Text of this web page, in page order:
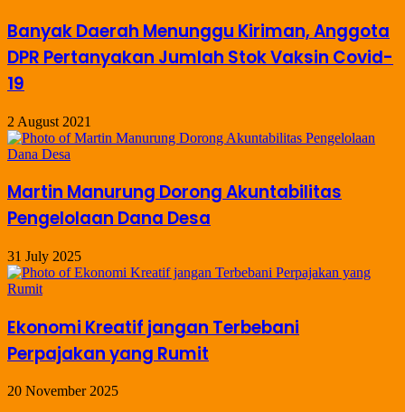
Banyak Daerah Menunggu Kiriman, Anggota
DPR Pertanyakan Jumlah Stok Vaksin Covid-
19
2 August 2021
Martin Manurung Dorong Akuntabilitas
Pengelolaan Dana Desa
31 July 2025
Ekonomi Kreatif jangan Terbebani
Perpajakan yang Rumit
20 November 2025